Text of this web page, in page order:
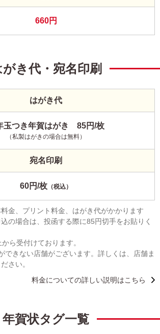
660円
がき代・宛名印刷
はがき代
玉つき年賀はがき 85円/枚
（私製はがきの場合は無料）
宛名印刷
60円/枚 （税込）
料金、プリント料金、はがき代がかかります
の場合は、投函する際に85円切手をお貼りく
ら受付けております。
できない店舗がございます。詳しくは、店舗ま
さい。
料金についての詳しい説明はこちら
年賀状タグ一覧